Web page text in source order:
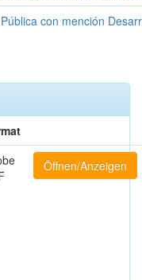
con mención
Öffnen/Anzeigen